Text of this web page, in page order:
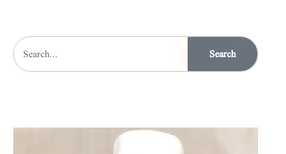
Search